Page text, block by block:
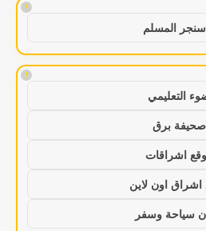
!
المسلم
!
التعليمي
صحيفة برق
اشراقات
اشراق اون لاين
سياحة وسفر